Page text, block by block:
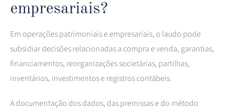
empresariais?
Em operações patrimoniais e empresariais, o laudo pode
subsidiar decisões relacionadas a compra e venda, garantias,
financiamentos, reorganizações societárias, partilhas,
inventários, investimentos e registros contábeis.
A documentação dos dados, das premissas e do método